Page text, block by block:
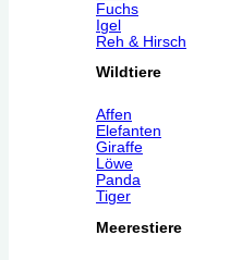
Fuchs
Igel
Reh & Hirsch
Wildtiere
Affen
Elefanten
Giraffe
Löwe
Panda
Tiger
Meerestiere